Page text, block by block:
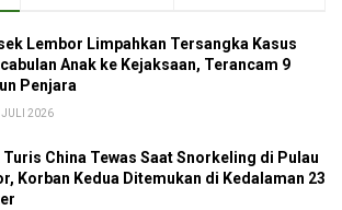
Lembor Limpahkan Tersangka Kasus
Anak ke Kejaksaan, Terancam 9
Penjara
JULI 2026
Turis China Tewas Saat Snorkeling di Pulau
Korban Kedua Ditemukan di Kedalaman 23